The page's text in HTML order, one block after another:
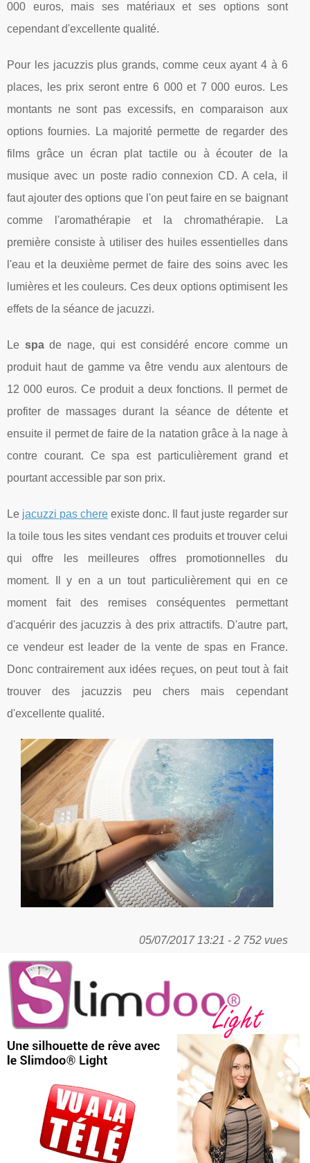
000 euros, mais ses matériaux et ses options sont
cependant d'excellente qualité.
Pour les jacuzzis plus grands, comme ceux ayant 4 à 6
places, les prix seront entre 6 000 et 7 000 euros. Les
montants ne sont pas excessifs, en comparaison aux
options fournies. La majorité permette de regarder des
films grâce un écran plat tactile ou à écouter de la
musique avec un poste radio connexion CD. A cela, il
faut ajouter des options que l'on peut faire en se baignant
comme l'aromathérapie et la chromathérapie. La
première consiste à utiliser des huiles essentielles dans
l'eau et la deuxième permet de faire des soins avec les
lumières et les couleurs. Ces deux options optimisent les
effets de la séance de jacuzzi.
Le spade nage, qui est considéré encore comme un
produit haut de gamme va être vendu aux alentours de
12 000 euros. Ce produit a deux fonctions. Il permet de
profiter de massages durant la séance de détente et
ensuite il permet de faire de la natation grâce à la nage à
contre courant. Ce spa est particulièrement grand et
pourtant accessible par son prix.
Le jacuzzi pas chere existe donc. Il faut juste regarder sur
la toile tous les sites vendant ces produits et trouver celui
qui offre les meilleures offres promotionnelles du
moment. Il y en a un tout particulièrement qui en ce
moment fait des remises conséquentes permettant
d'acquérir des jacuzzis à des prix attractifs. D'autre part,
ce vendeur est leader de la vente de spas en France.
Donc contrairement aux idées reçues, on peut tout à fait
trouver des jacuzzis peu chers mais cependant
d'excellente qualité.
05/07/2017 13:21 - 2 752 vues